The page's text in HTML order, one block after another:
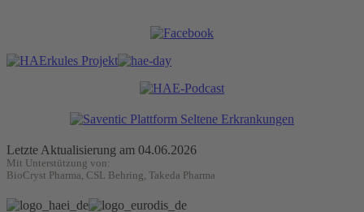
Letzte Aktualisierung am 04.06.2026
Mit Unterstützung von:
BioCryst Pharma, CSL Behring, Takeda Pharma